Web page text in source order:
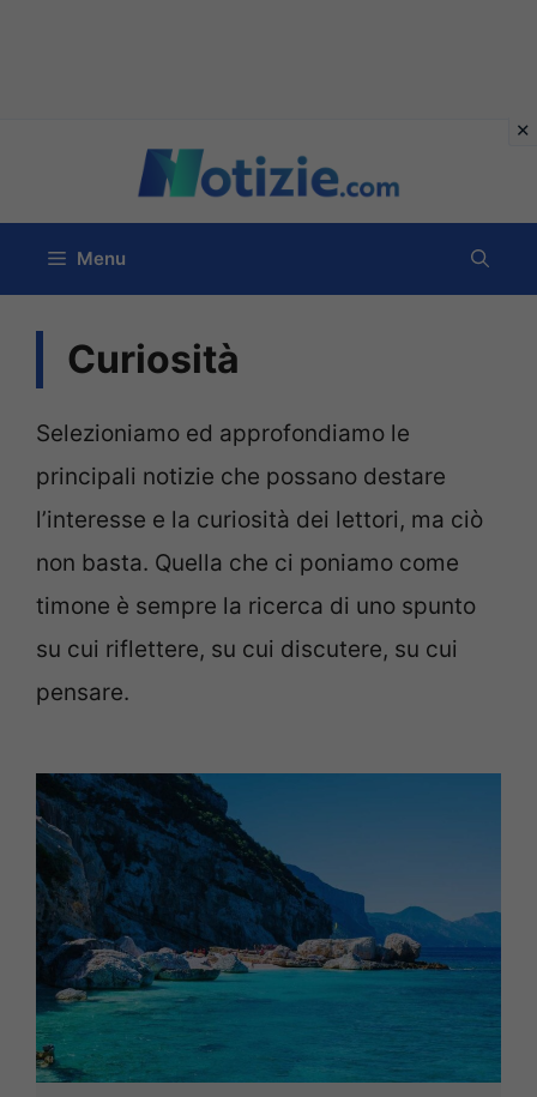
contenuto
Menu
Curiosità
Selezioniamo ed approfondiamo le
principali notizie che possano destare
l’interesse e la curiosità dei lettori, ma ciò
non basta. Quella che ci poniamo come
timone è sempre la ricerca di uno spunto
su cui riflettere, su cui discutere, su cui
pensare.